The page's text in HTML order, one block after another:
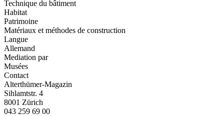
Technique du bâtiment
Habitat
Patrimoine
Matériaux et méthodes de construction
Langue
Allemand
Mediation par
Musées
Contact
Alterthümer-Magazin
Sihlamtstr. 4
8001 Zürich
043 259 69 00